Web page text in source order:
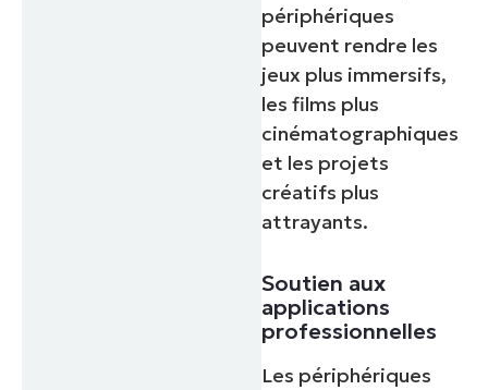
périphériques
peuvent rendre les
jeux plus immersifs,
les films plus
cinématographiques
et les projets
créatifs plus
attrayants.
Soutien aux
applications
professionnelles
Les périphériques
Commencez votre essai de 14
Pas de carte de crédit requise, accès complet à
fonctionnalités.